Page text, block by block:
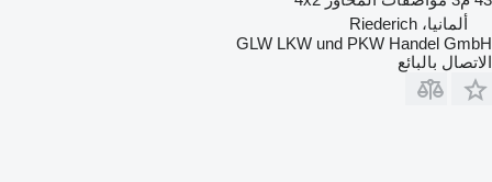
ألمانيا، Riederich
GLW LKW und PKW Handel GmbH
الاتصال بالبائع